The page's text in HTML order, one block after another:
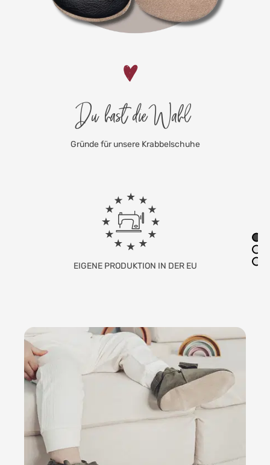
Du hast die Wahl
Gründe für unsere Krabbelschuhe
FAMILIENUNTERNEHMEN MIT SITZ IN